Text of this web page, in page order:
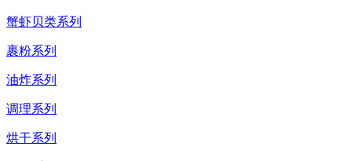
蟹虾贝类系列
裹粉系列
油炸系列
调理系列
烘干系列